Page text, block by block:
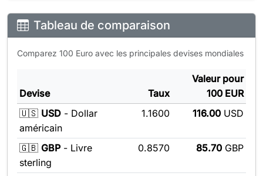
Tableau de comparaison
Comparez 100 Euro avec les principales devises mondiales
Devise Taux
Valeur pour
100 EUR
🇺🇸 USD - Dollar
américain
1.1600 116.00 USD
🇬🇧 GBP- Livre
sterling
0.8570 85.70 GBP